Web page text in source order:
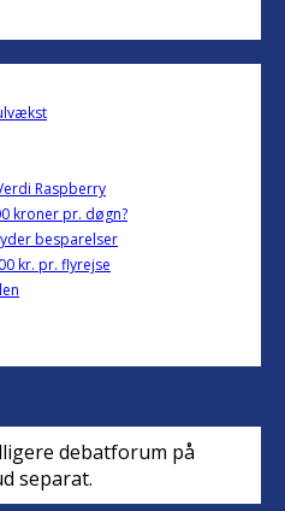
Raspberry
kroner pr. døgn?
besparelser
kr. pr. flyrejse
debatforum på
separat.